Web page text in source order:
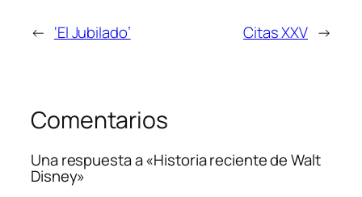
← ‘El Jubilado’ Citas XXV →
Comentarios
Una respuesta a «Historia reciente de Walt
Disney»